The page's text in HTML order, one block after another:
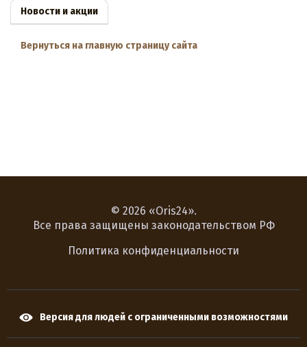
Новости и акции
Вернуться на главную страницу сайта
© 2026 «Oris24».
Все права защищены законодательством РФ
Политика конфиденциальности
Версия для людей с ограниченными возможностями